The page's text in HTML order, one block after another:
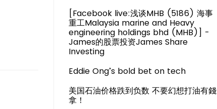
[Facebook live:浅谈MHB (5186) 海事
重工Malaysia marine and Heavy
engineering holdings bhd (MHB)] -
James的股票投资James Share
Investing
Eddie Ong’s bold bet on tech
美国石油价格跌到负数 不要幻想打油有錢
拿！